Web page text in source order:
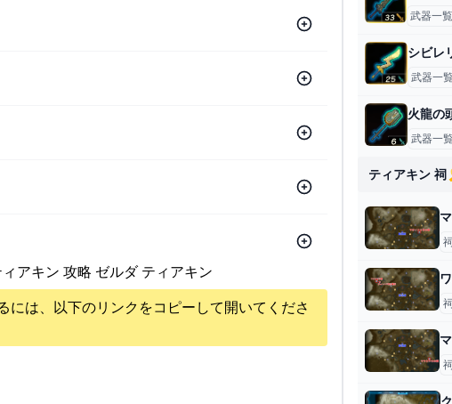
アキン 攻略 ゼルダ ティアキン
には、以下のリンクをコピーして開いてくださ
武器一覧
武器一
火龍の
武器一
ティアキン